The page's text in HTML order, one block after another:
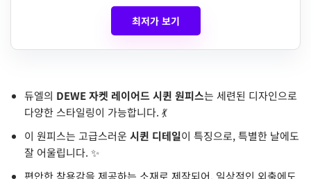
최저가 보기
듀엘의 DEWE 자켓 레이어드 시퀸 원피스는 세련된 디자인으로
다양한 스타일링이 가능합니다. 💃
이 원피스는 고급스러운 시퀸 디테일이 특징으로, 특별한 날에도
잘 어울립니다. ✨